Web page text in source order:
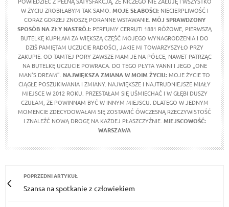
W ŻYCIU ZROBIŁABYM TAK SAMO. MOJE SŁABOŚCI:NIECIERPLIWOŚĆ I
CORAZ GORZEJ ZNOSZĘ PORANNE WSTAWANIE. MÓJ SPRAWDZONY
SPOSÓB NA ZŁY NASTRÓJ: PERFUMY CERRUTI 1881 RÓŻOWE, PIERWSZĄ
BUTELKĘ KUPIŁAM ZA WIĘKSZĄ CZĘŚĆ MOJEGO WYNAGRODZENIA I DO
DZIŚ PAMIĘTAM UCZUCIE RADOŚCI, JAKIE MI TOWARZYSZYŁO PRZY
ZAKUPIE. OD TAMTEJ PORY ZAWSZE MAM JE NA PÓŁCE, NAWET PATRZĄC
NA BUTELKĘ UCZUCIE POWRACA. DO TEGO PŁYTA YANNI I JEGO „ONE
MAN'S DREAM”. NAJWIĘKSZA ZMIANA W MOIM ŻYCIU:MOJE ŻYCIE TO
CIĄGŁE POSZUKIWANIA I ZMIANY. NAJWIĘKSZE I NAJTRUDNIEJSZE MIAŁY
MIEJSCE W 2012 ROKU. PRZESTAŁAM SIĘ UŚMIECHAĆ I W GŁĘBI DUSZY
CZUŁAM, ŻE POWINNAM BYĆ W INNYM MIEJSCU. DLATEGO W JEDNYM
MOMENCIE ZDECYDOWAŁAM SIĘ ZOSTAWIĆ ÓWCZESNĄ RZECZYWISTOŚĆ
I ZNALEŹĆ NOWĄ DROGĘ NA KAŻDEJ PŁASZCZYŹNIE. MIEJSCOWOŚĆ:
WARSZAWA
POPRZEDNI ARTYKUŁ
Szansa na spotkanie z człowiekiem